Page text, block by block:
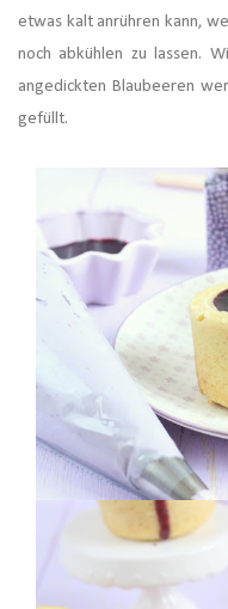
etwas kalt anrühren kann,
noch abkühlen zu lassen.
angedickten Blaubeeren
gefüllt.